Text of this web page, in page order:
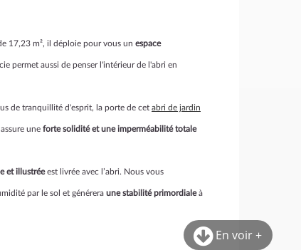
En voir +
17,23 m², il déploie pour vous un espace
permet aussi de penser l'intérieur de l'abri en
de tranquillité d'esprit, la porte de cet abri de jardin
une forte solidité et une imperméabilité totale
et illustréeest livrée avec l’abri. Nous vous
par le sol et générera une stabilité primordialeà